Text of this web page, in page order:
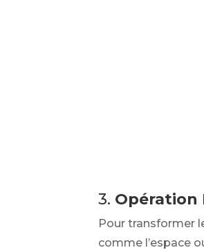
3. Opération
Pour transformer
comme l’espace